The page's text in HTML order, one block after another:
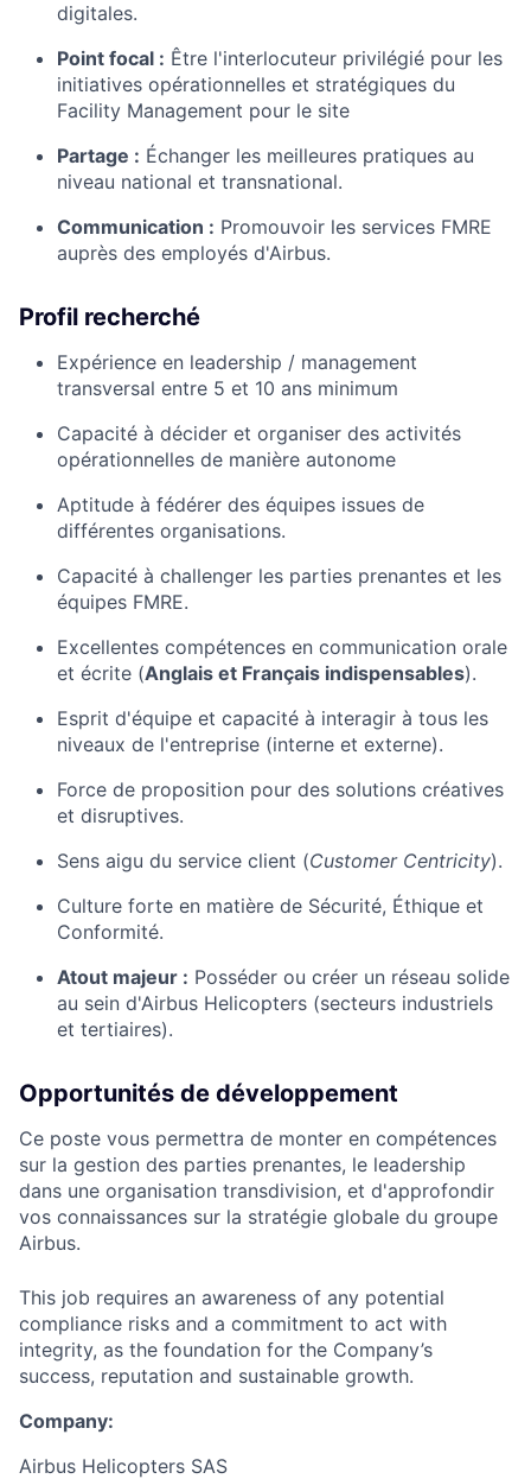
digitales.
Point focal : Être l'interlocuteur privilégié pour les
initiatives opérationnelles et stratégiques du
Facility Management pour le site
Partage : Échanger les meilleures pratiques au
niveau national et transnational.
Communication : Promouvoir les services FMRE
auprès des employés d'Airbus.
Profil recherché
Expérience en leadership / management
transversal entre 5 et 10 ans minimum
Capacité à décider et organiser des activités
opérationnelles de manière autonome
Aptitude à fédérer des équipes issues de
différentes organisations.
Capacité à challenger les parties prenantes et les
équipes FMRE.
Excellentes compétences en communication orale
et écrite (Anglais et Français indispensables).
Esprit d'équipe et capacité à interagir à tous les
niveaux de l'entreprise (interne et externe).
Force de proposition pour des solutions créatives
et disruptives.
Sens aigu du service client (Customer Centricity).
Culture forte en matière de Sécurité, Éthique et
Conformité.
Atout majeur : Posséder ou créer un réseau solide
au sein d'Airbus Helicopters (secteurs industriels
et tertiaires).
Opportunités de développement
Ce poste vous permettra de monter en compétences
sur la gestion des parties prenantes, le leadership
dans une organisation transdivision, et d'approfondir
vos connaissances sur la stratégie globale du groupe
Airbus.
This job requires an awareness of any potential
compliance risks and a commitment to act with
integrity, as the foundation for the Company’s
success, reputation and sustainable growth.
Company:
Airbus Helicopters SAS